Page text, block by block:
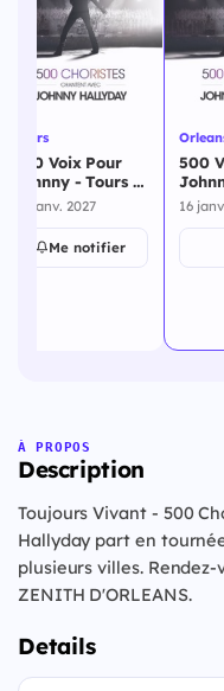
Tours
500 Voix Pour
Johnny - Tours -
10 janvier 2027
10 janv. 2027
Me notifier
500
- 16
16
À PROPOS
Description
Toujours Vivant - 500
Hallyday part en
plusieurs villes.
ZENITH D'ORLEANS.
Details